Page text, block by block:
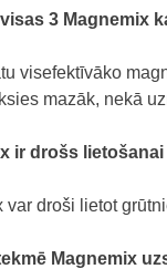
3 Magnemix
visefektīvāko
mazāk, nekā
ir drošs
var droši lietot
Magnemix